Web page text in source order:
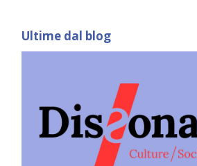
Ultime dal blog